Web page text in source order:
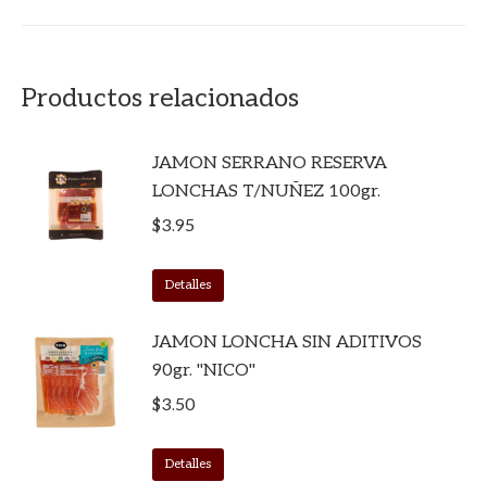
Productos relacionados
JAMON SERRANO RESERVA
LONCHAS T/NUÑEZ 100gr.
$3.95
Detalles
JAMON LONCHA SIN ADITIVOS
90gr. "NICO"
$3.50
Detalles